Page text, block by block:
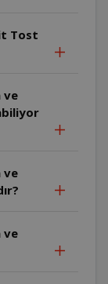
Tost
ve
ve
ve